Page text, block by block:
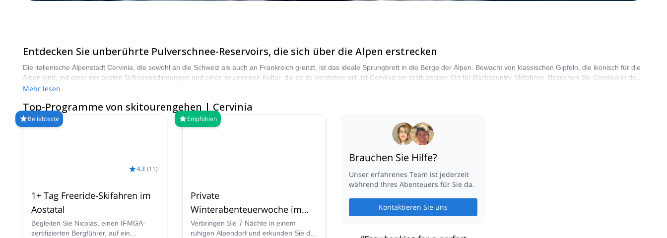
Entdecken Sie unberührte Pulverschnee-Reservoirs, die sich über die Alpen erstrecken
Die italienische Alpenstadt Cervinia, die sowohl an die Schweiz als auch an Frankreich grenzt, ist das ideale Sprungbrett in die Berge der Alpen. Bewacht von klassischen Gipfeln, die ikonisch für die
Alpen sind, mit einer der besten Schneebedingungen und einer neugierigen Kultur, die es zu verstehen gilt, ist Cervinia ein erstklassiger Ort für Backcountry-Skifahren. Besuchen Sie Cervinia in den
Monaten zwischen Januar und April für ideale Backcountry-Skibedingungen.
Mehr lesen
Top-Programme von skitourengehen | Cervinia
Beliebteste
4.3 (11)
1+ Tag Freeride-Skifahren im
Aostatal
Begleiten Sie Nicolas, einen IFMGA-
zertifizierten Bergführer, auf ein
Empfohlen
Private
Winterabenteuerwoche im
Aostatal in Italien mit IFMGA-
Verbringen Sie 7 Nächte in einem
ruhigen Alpendorf und erkunden Sie die
Brauchen Sie Hilfe?
Unser erfahrenes Team ist jederzeit
während Ihres Abenteuers für Sie da.
Kontaktieren Sie uns